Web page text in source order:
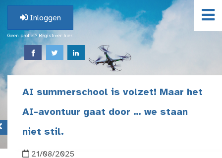
Inloggen
Geen profiel? Registreer hier.
AI summerschool is volzet! Maar het
AI-avontuur gaat door … we staan
niet stil.
21/08/2025